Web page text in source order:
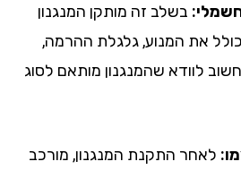
בשלב זה מותקן המנגנון
המנוע, גלגלת ההרמה,
שהמנגנון מותאם לסוג
התקנת המנגנון, מורכב